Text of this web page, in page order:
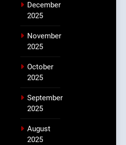
December
2025
November
2025
October
2025
September
2025
August
2025